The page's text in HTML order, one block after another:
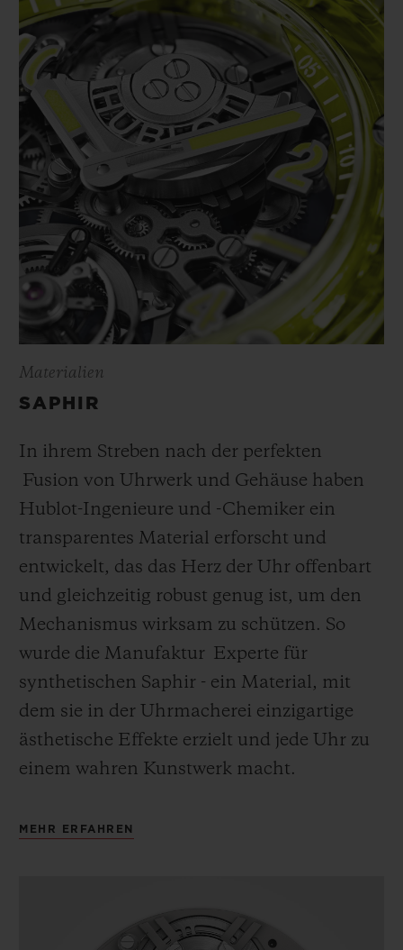
Materialien
SAPHIR
In ihrem Streben nach der perfekten
Fusion von Uhrwerk und Gehäuse haben
Hublot-Ingenieure und -Chemiker ein
transparentes Material erforscht und
entwickelt, das das Herz der Uhr offenbart
und gleichzeitig robust genug ist, um den
Mechanismus wirksam zu schützen. So
wurde die Manufaktur Experte für
synthetischen Saphir - ein Material, mit
dem sie in der Uhrmacherei einzigartige
ästhetische Effekte erzielt und jede Uhr zu
einem wahren Kunstwerk macht.
MEHR ERFAHREN